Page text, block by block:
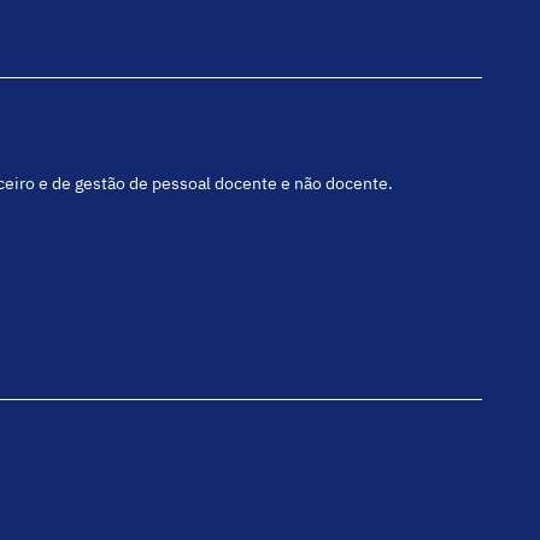
e de gestão de pessoal docente e não docente.